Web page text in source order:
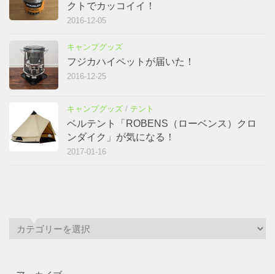
クトでカッコイイ！
2016-12-05
キャンプグッズ
フジカハイペットが届いた！
2016-12-25
キャンプグッズ / テント
ベルテント「ROBENS（ローベンス）クロ
ンダイク」が気になる！
2017-01-16